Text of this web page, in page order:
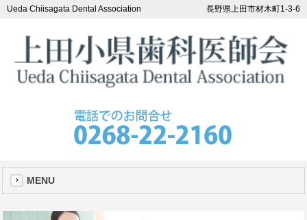
Ueda Chiisagata Dental Association 長野県上田市材木町1-3-6
MENU